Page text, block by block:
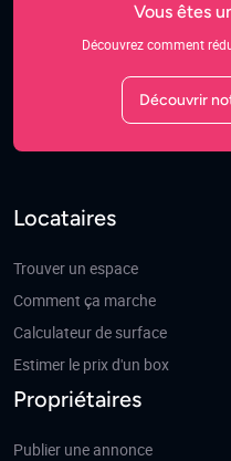
Vous êtes
Découvrez comment
Découvrir
Locataires
Trouver un espace
Comment ça marche
Calculateur de surface
Estimer le prix d'un box
Propriétaires
Publier une annonce